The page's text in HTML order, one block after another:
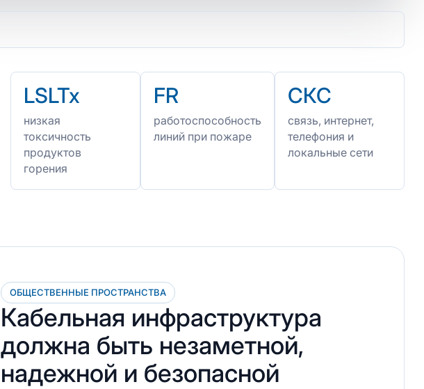
LSLTx
низкая
токсичность
продуктов
горения
FR
работоспособность
линий при пожаре
СКС
связь, интернет,
телефония и
локальные сети
ОБЩЕСТВЕННЫЕ ПРОСТРАНСТВА
Кабельная инфраструктура
должна быть незаметной,
надежной и безопасной